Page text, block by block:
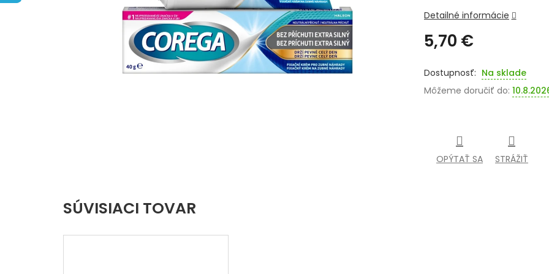
5
hviezdičiek.
5,70 €
cena:
Na sklade
Môžeme doručiť do:
Detailné informácie
OPÝTAŤ SA STRÁŽIŤ
SÚVISIACI TOVAR